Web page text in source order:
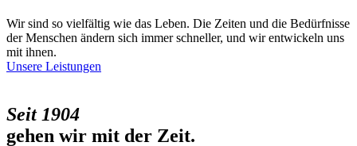
Wir sind so vielfältig wie das Leben. Die Zeiten und die Bedürfnisse
der Menschen ändern sich immer schneller, und wir entwickeln uns
mit ihnen.
Unsere Leistungen
Seit 1904
gehen wir mit der Zeit.